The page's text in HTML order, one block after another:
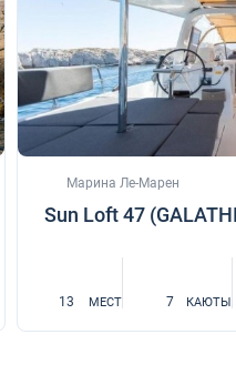
Марина Ле-Марен
Sun Loft 47
13 МЕСТ 7 КАЮТЫ